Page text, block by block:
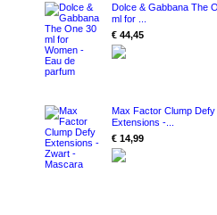
Dolce & Gabbana The
ml for ...
€ 44,45
Max Factor Clump Defy
Extensions -...
€ 14,99